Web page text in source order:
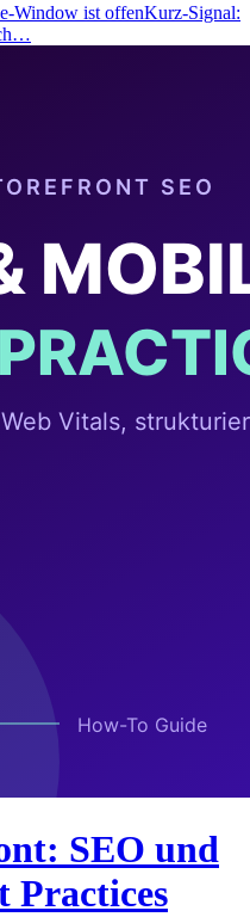
Window ist offenKurz-Signal:
SEO und
Practices